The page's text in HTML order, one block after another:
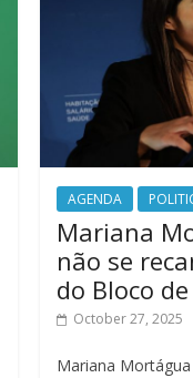
AGENDA
Mariana
não se
do Bloco
October 27, 2025
Mariana